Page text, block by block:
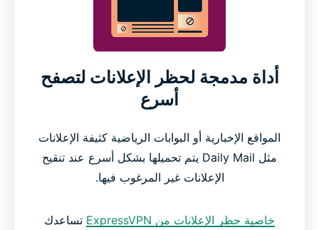
أداة مدمجة لحظر الإعلانات لتصفح
أسرع
المواقع الإخبارية أو البوابات الرياضية كثيفة الإعلانات
مثل Daily Mail يتم تحميلها بشكل أسرع عند تنقيح
الإعلانات غير المرغوب فيها.
خاصية حظر الإعلانات من ExpressVPN
تساعدك